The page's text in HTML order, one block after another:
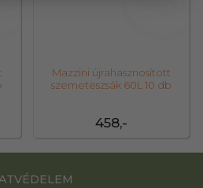
458,-
Mazzini újrahasznosított
szemeteszsák 60L 10 db